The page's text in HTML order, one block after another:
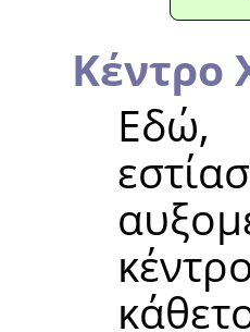
Κέντρο
Εδώ,